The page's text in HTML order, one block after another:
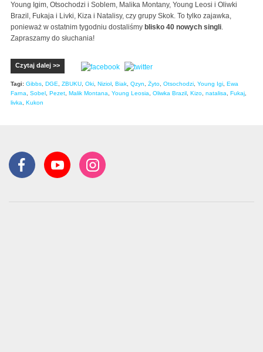
Young Igim, Otsochodzi i Soblem, Malika Montany, Young Leosi i Oliwki
Brazil, Fukaja i Livki, Kiza i Natalisy, czy grupy Skok. To tylko zajawka,
ponieważ w ostatnim tygodniu dostaliśmy blisko 40 nowych singli.
Zapraszamy do słuchania!
Czytaj dalej >>
Tagi: Gibbs, DGE, ZBUKU, Oki, Nizioł, Biak, Qzyn, Żyto, Otsochodzi, Young Igi, Ewa
Farna, Sobel, Pezet, Malik Montana, Young Leosia, Oliwka Brazil, Kizo, natalisa, Fukaj,
livka, Kukon